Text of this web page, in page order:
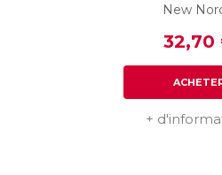
New
32,70
+